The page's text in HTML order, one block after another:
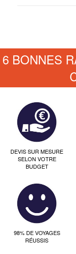
6 BONNES
DEVIS SUR MESURE
SELON VOTRE
BUDGET
98% DE VOYAGES
RÉUSSIS